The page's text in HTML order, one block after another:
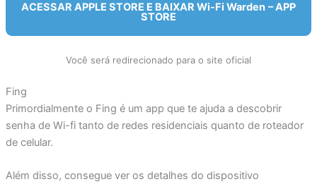
ACESSAR APPLE STORE E BAIXAR Wi-Fi Warden – APP
STORE
Você será redirecionado para o site oficial
Fing
Primordialmente o Fing é um app que te ajuda a descobrir
senha de Wi-fi tanto de redes residenciais quanto de roteador
de celular.
Além disso, consegue ver os detalhes do dispositivo